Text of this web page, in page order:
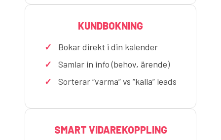
KUNDBOKNING
Bokar direkt i din kalender
Samlar in info (behov, ärende)
Sorterar “varma” vs “kalla” leads
SMART VIDAREKOPPLING